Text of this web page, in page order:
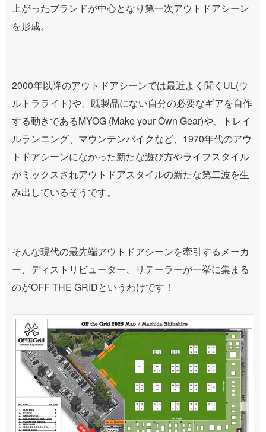
上がったブランドが中心となり第一次アウトドアシーン
を形成。
2000年以降のアウトドアシーンでは最近よく聞くUL(ウ
ルトラライト)や、既製品にない自分の必要なギアを自作
する動きであるMYOG (Make your Own Gear)や、トレイ
ルランニング、マウンテンバイクなど、1970年代のアウ
トドアシーンになかった新たな遊び方やライフスタイル
がミックスされアウトドアスタイルの新たな第二波を生
み出しているそうです。
そんな現代の最先端アウトドアシーンを牽引するメーカ
ー、ディストリビューター、リテーラーが一挙に集まる
のがOFF THE GRIDというわけです！